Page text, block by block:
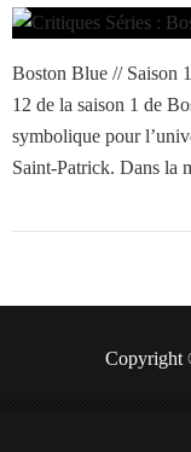
Boston Blue // Saison
12 de la saison 1 de
symbolique pour
Saint-Patrick. Dans la
Copyright